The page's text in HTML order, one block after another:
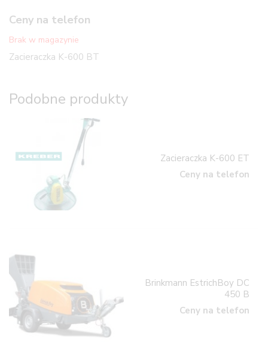
Ceny na telefon
Brak w magazynie
Zacieraczka K-600 BT
Podobne produkty
Zacieraczka K-600 ET
Ceny na telefon
Brinkmann EstrichBoy DC
450 B
Ceny na telefon